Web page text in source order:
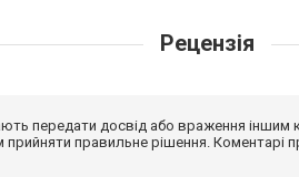
Рецензія
передати досвід або враження
правильне рішення. Коментарі